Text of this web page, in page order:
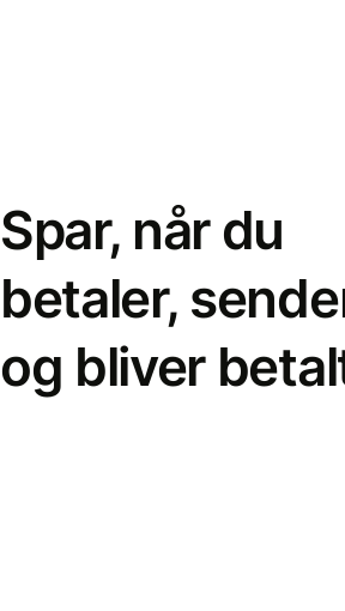
Spar, når du
betaler,
og bliver